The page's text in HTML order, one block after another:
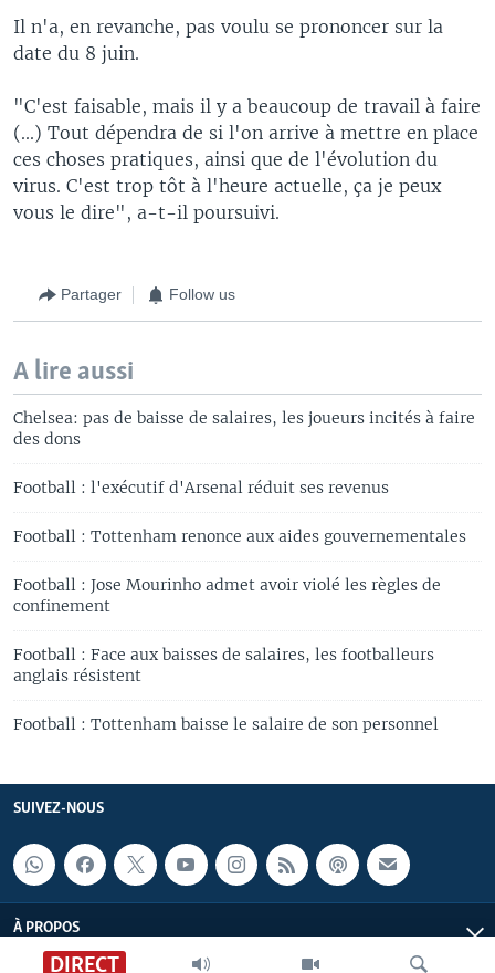
DIRECT
Il n'a, en revanche, pas voulu se prononcer sur la
date du 8 juin.
"C'est faisable, mais il y a beaucoup de travail à faire
(...) Tout dépendra de si l'on arrive à mettre en place
ces choses pratiques, ainsi que de l'évolution du
virus. C'est trop tôt à l'heure actuelle, ça je peux
vous le dire", a-t-il poursuivi.
Partager Follow us
A lire aussi
Chelsea: pas de baisse de salaires, les joueurs incités à faire
des dons
Football : l'exécutif d'Arsenal réduit ses revenus
Football : Tottenham renonce aux aides gouvernementales
Football : Jose Mourinho admet avoir violé les règles de
confinement
Football : Face aux baisses de salaires, les footballeurs
anglais résistent
Football : Tottenham baisse le salaire de son personnel
SUIVEZ-NOUS
À PROPOS